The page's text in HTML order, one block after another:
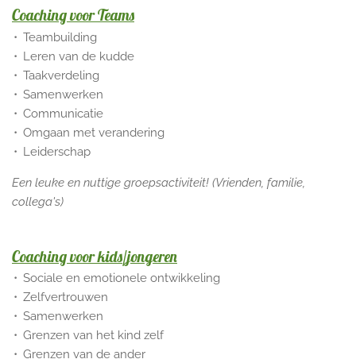
Coaching voor Teams
Teambuilding
Leren van de kudde
Taakverdeling
Samenwerken
Communicatie
Omgaan met verandering
Leiderschap
Een leuke en nuttige groepsactiviteit! (Vrienden, familie,
collega's)
Coaching voor kids/jongeren
Sociale en emotionele ontwikkeling
Zelfvertrouwen
Samenwerken
Grenzen van het kind zelf
Grenzen van de ander